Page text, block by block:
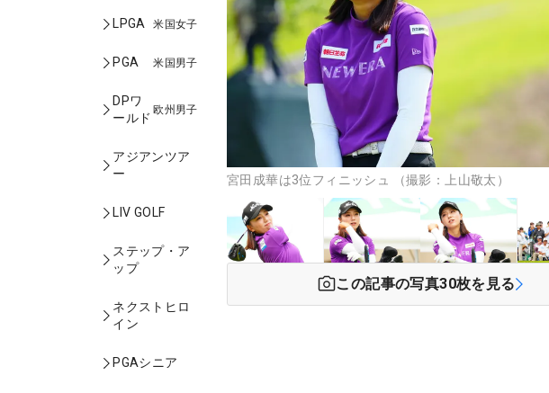
LPGA 米国女子
PGA 米国男子
DPワ
ールド
欧州男子
アジアンツア
ー
LIV GOLF
ステップ・ア
ップ
ネクストヒロ
イン
PGAシニア
宮田成華は3位フィニッシュ （撮影：上山敬太）
この記事の写真30枚を見る